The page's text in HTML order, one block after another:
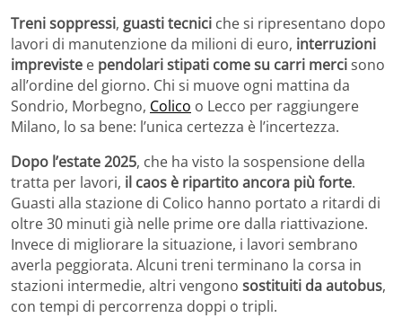
Treni soppressi, guasti tecnici che si ripresentano dopo
lavori di manutenzione da milioni di euro, interruzioni
impreviste e pendolari stipati come su carri mercisono
all’ordine del giorno. Chi si muove ogni mattina da
Sondrio, Morbegno, Colico o Lecco per raggiungere
Milano, lo sa bene: l’unica certezza è l’incertezza.
Dopo l’estate 2025, che ha visto la sospensione della
tratta per lavori, il caos è ripartito ancora più forte.
Guasti alla stazione di Colico hanno portato a ritardi di
oltre 30 minuti già nelle prime ore dalla riattivazione.
Invece di migliorare la situazione, i lavori sembrano
averla peggiorata. Alcuni treni terminano la corsa in
stazioni intermedie, altri vengono sostituiti da autobus,
con tempi di percorrenza doppi o tripli.